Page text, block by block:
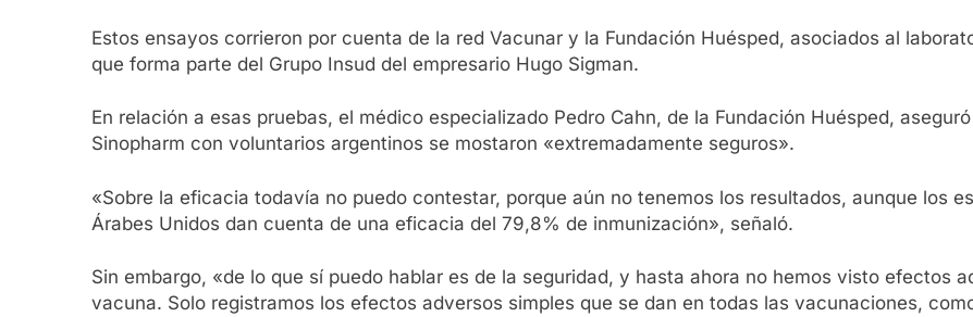
Estos ensayos corrieron por cuenta de la red Vacunar y la Fundación Huésped, asociados al
que forma parte del Grupo Insud del empresario Hugo Sigman.
En relación a esas pruebas, el médico especializado Pedro Cahn, de la Fundación Huésped,
Sinopharm con voluntarios argentinos se mostaron «extremadamente seguros».
«Sobre la eficacia todavía no puedo contestar, porque aún no tenemos los resultados, aunque los
Árabes Unidos dan cuenta de una eficacia del 79,8% de inmunización», señaló.
Sin embargo, «de lo que sí puedo hablar es de la seguridad, y hasta ahora no hemos visto efectos
vacuna. Solo registramos los efectos adversos simples que se dan en todas las vacunaciones,